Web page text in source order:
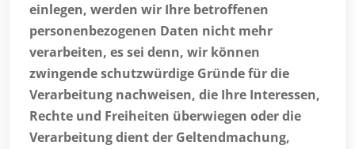
einlegen, werden wir Ihre betroffenen
personenbezogenen Daten nicht mehr
verarbeiten, es sei denn, wir können
zwingende schutzwürdige Gründe für die
Verarbeitung nachweisen, die Ihre Interessen,
Rechte und Freiheiten überwiegen oder die
Verarbeitung dient der Geltendmachung,